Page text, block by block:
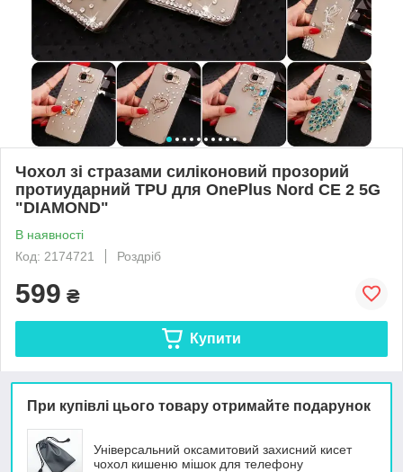
Чохол зі стразами силіконовий прозорий
протиударний TPU для OnePlus Nord CE 2 5G
"DIAMOND"
В наявності
Код: 2174721
Роздріб
599 ₴
Купити
При купівлі цього товару отримайте подарунок
Універсальний оксамитовий захисний кисет
чохол кишеню мішок для телефону